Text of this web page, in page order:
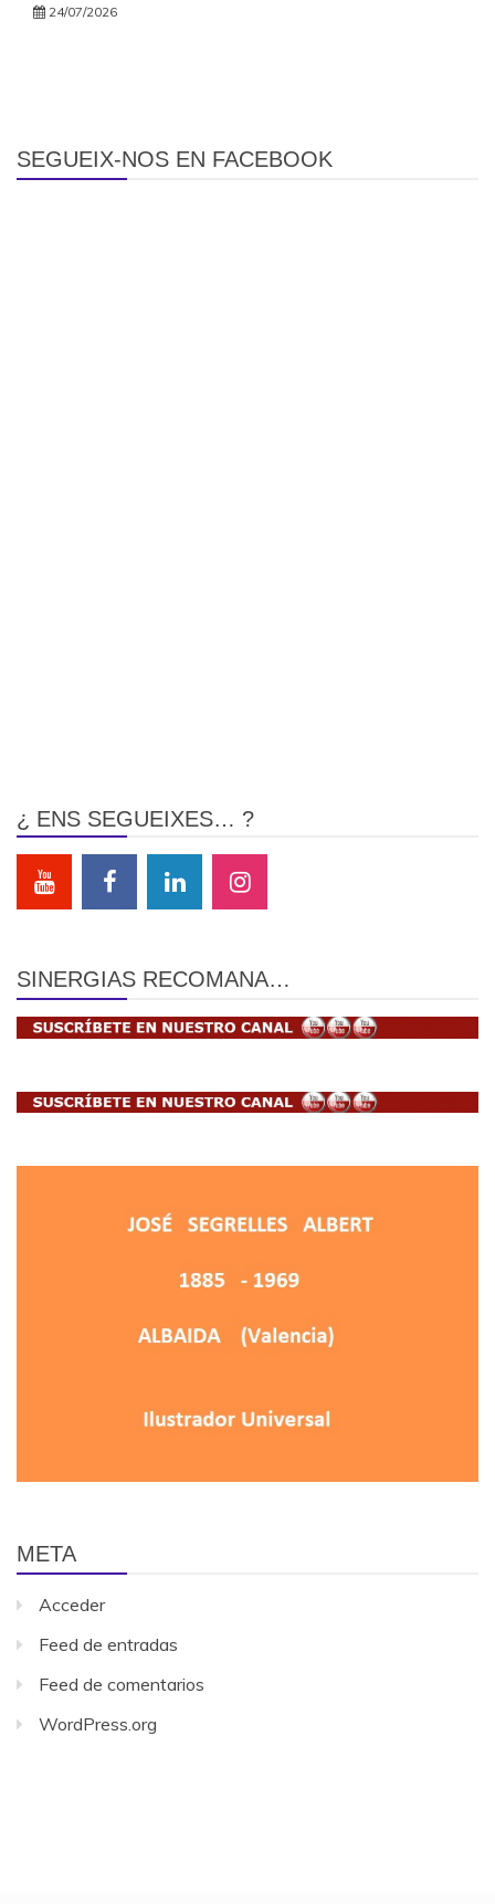
24/07/2026
SEGUEIX-NOS EN FACEBOOK
¿ ENS SEGUEIXES… ?
SINERGIAS RECOMANA…
META
Acceder
Feed de entradas
Feed de comentarios
WordPress.org